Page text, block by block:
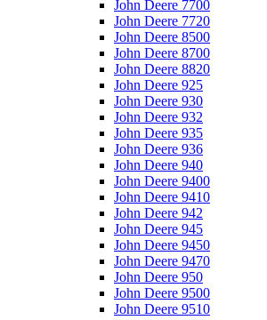
John Deere 7700
John Deere 7720
John Deere 8500
John Deere 8700
John Deere 8820
John Deere 925
John Deere 930
John Deere 932
John Deere 935
John Deere 936
John Deere 940
John Deere 9400
John Deere 9410
John Deere 942
John Deere 945
John Deere 9450
John Deere 9470
John Deere 950
John Deere 9500
John Deere 9510